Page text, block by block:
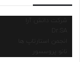
شرکت دانش آرا
انجمن استارتاپ ها
نانو پروسسور